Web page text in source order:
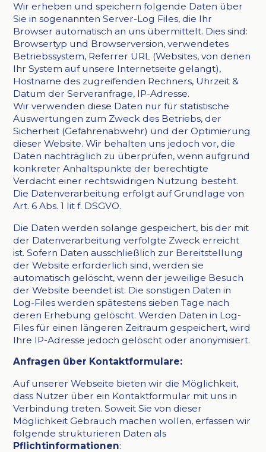
Wir erheben und speichern folgende Daten über
Sie in sogenannten Server-Log Files, die Ihr
Browser automatisch an uns übermittelt. Dies sind:
Browsertyp und Browserversion, verwendetes
Betriebssystem, Referrer URL (Websites, von denen
Ihr System auf unsere Internetseite gelangt),
Hostname des zugreifenden Rechners, Uhrzeit &
Datum der Serveranfrage, IP-Adresse.
Wir verwenden diese Daten nur für statistische
Auswertungen zum Zweck des Betriebs, der
Sicherheit (Gefahrenabwehr) und der Optimierung
dieser Website. Wir behalten uns jedoch vor, die
Daten nachträglich zu überprüfen, wenn aufgrund
konkreter Anhaltspunkte der berechtigte
Verdacht einer rechtswidrigen Nutzung besteht.
Die Datenverarbeitung erfolgt auf Grundlage von
Art. 6 Abs. 1 lit f. DSGVO.
Die Daten werden solange gespeichert, bis der mit
der Datenverarbeitung verfolgte Zweck erreicht
ist. Sofern Daten ausschließlich zur Bereitstellung
der Website erforderlich sind, werden sie
automatisch gelöscht, wenn der jeweilige Besuch
der Website beendet ist. Die sonstigen Daten in
Log-Files werden spätestens sieben Tage nach
deren Erhebung gelöscht. Werden Daten in Log-
Files für einen längeren Zeitraum gespeichert, wird
Ihre IP-Adresse jedoch gelöscht oder anonymisiert.
Anfragen über Kontaktformulare:
Auf unserer Webseite bieten wir die Möglichkeit,
dass Nutzer über ein Kontaktformular mit uns in
Verbindung treten. Soweit Sie von dieser
Möglichkeit Gebrauch machen wollen, erfassen wir
folgende strukturieren Daten als
Pflichtinformationen: